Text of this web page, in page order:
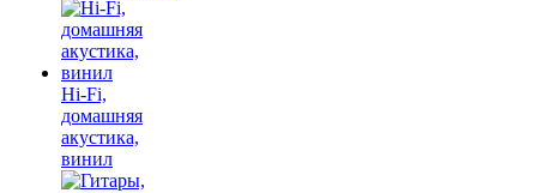
Hi-Fi,
домашняя
акустика,
винил